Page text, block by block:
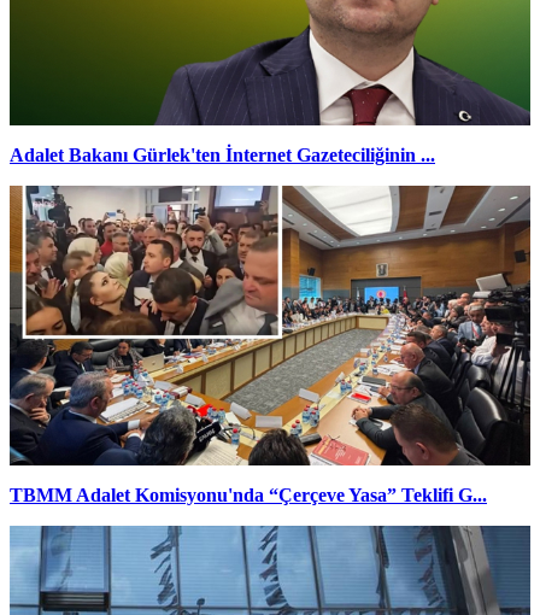
Adalet Bakanı Gürlek'ten İnternet Gazeteciliğinin ...
TBMM Adalet Komisyonu'nda “Çerçeve Yasa” Teklifi G...